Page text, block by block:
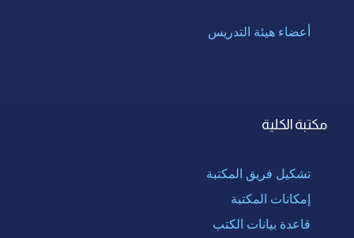
أعضاء هيئة التدريس
مكتبة الكلية
تشكيل فريق المكتبة
إمكانات المكتبة
قاعدة بيانات الكتب